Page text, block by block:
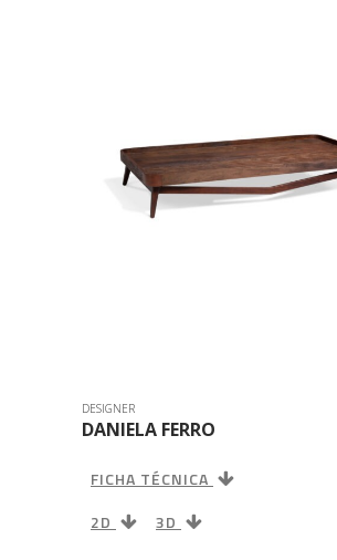
DESIGNER
DANIELA FERRO
FICHA TÉCNICA
2D
3D